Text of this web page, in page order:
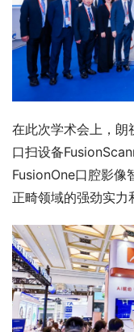
在此次学术会上，朗
口扫设备
FusionOne口腔影像
正畸领域的强劲实力